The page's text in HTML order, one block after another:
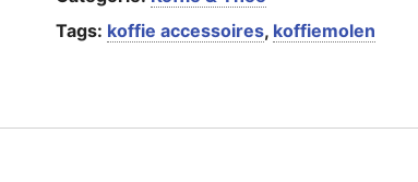
Tags: koffie accessoires, koffiemolen